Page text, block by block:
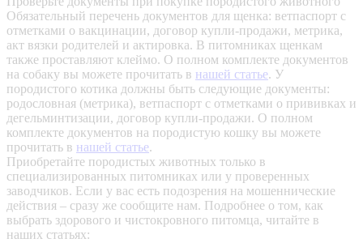
Обязательный перечень документов для щенка: ветпаспорт с
отметками о вакцинации, договор купли-продажи, метрика,
акт вязки родителей и актировка. В питомниках щенкам
также проставляют клеймо. О полном комплекте документов
на собаку вы можете прочитать в нашей статье. У
породистого котика должны быть следующие документы:
родословная (метрика), ветпаспорт с отметками о прививках и
дегельминтизации, договор купли-продажи. О полном
комплекте документов на породистую кошку вы можете
прочитать в нашей статье.
Приобретайте породистых животных только в
специализированных питомниках или у проверенных
заводчиков. Если у вас есть подозрения на мошеннические
действия – сразу же сообщите нам. Подробнее о том, как
выбрать здорового и чистокровного питомца, читайте в
наших статьях: